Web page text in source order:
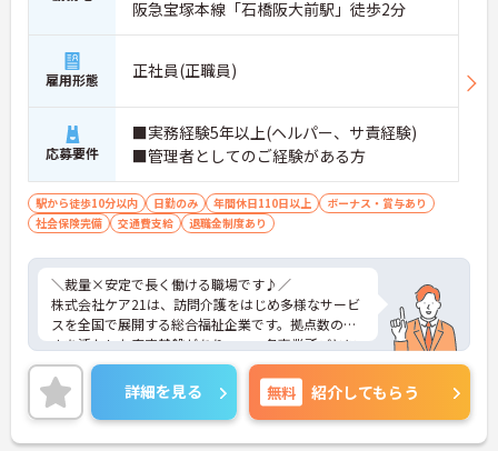
・地域との連携を含めた戦略にも携われる
・現場判断の余地があり主体的に動ける
→ 「任されるやりがい」と成長実感が魅力です
困ったときも一人にならない体制♪
・エリアマネージャーの巡回フォロー
・人事・法務など専門部署がバックアップ
・労務やトラブルも組織的に支援あり
→ 安心して業務に集中できる環境です
■ 年齢問わず長く働ける職場です♪
将来を見据えてキャリア継続がしやすい！
・定年制度なしで長期勤務が可能
・退職金制度や持株会あり
・勤続年数に応じた手当支給あり
→ 腰を据えて働きたい方にもピッタリです
阪急宝塚本線「石橋阪大前駅」徒歩2分
雇用形態 正社員(正職員)
応募要件
■実務経験5年以上(ヘルパー、サ責経験)
■管理者としてのご経験がある方
駅から徒歩10分以内 日勤のみ 年間休日110日以上
ボーナス・賞与あり
社会保険完備
交通費支給 退職金制度あり
＼裁量×安定で長く働ける職場です♪／
株式会社ケア21は、訪問介護をはじめ多様なサービ
スを全国で展開する総合福祉企業です。拠点数の多
さを活かした安定基盤がありつつ、各事業所ごとに
運営の裁量があり、現場発信で動けるのが魅力で
す。利用者様の在宅から施設まで幅広く関われるた
め、視野を広げながらスキルアップが可能。本部や
エリアマネージャーのサポート体制も整っており、
「一人で抱え込まない」安心感があります。長期的
詳細を見る 無料 紹介してもらう